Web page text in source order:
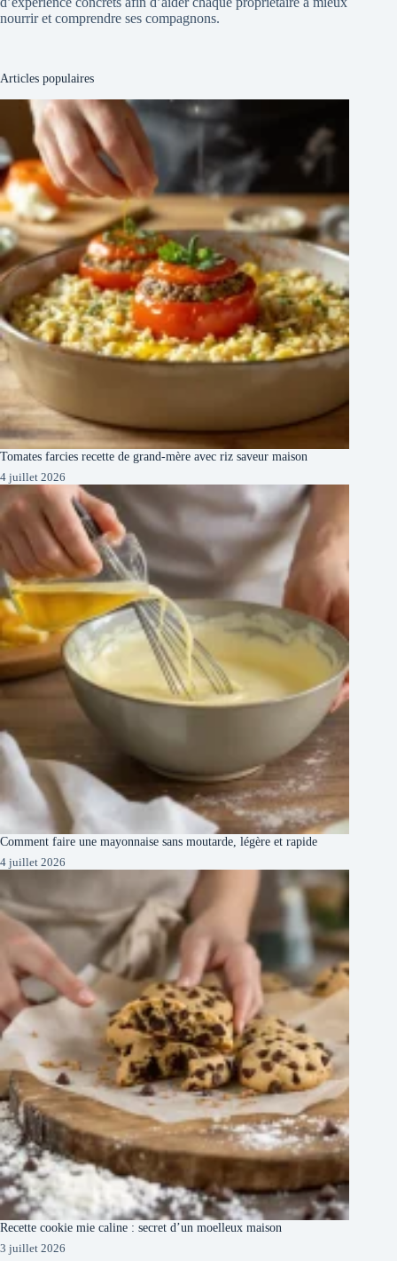
nourrir et comprendre ses compagnons.
Articles populaires
Tomates farcies recette de grand-mère avec riz saveur maison
4 juillet 2026
Comment faire une mayonnaise sans moutarde, légère et rapide
4 juillet 2026
Recette cookie mie caline : secret d’un moelleux maison
3 juillet 2026